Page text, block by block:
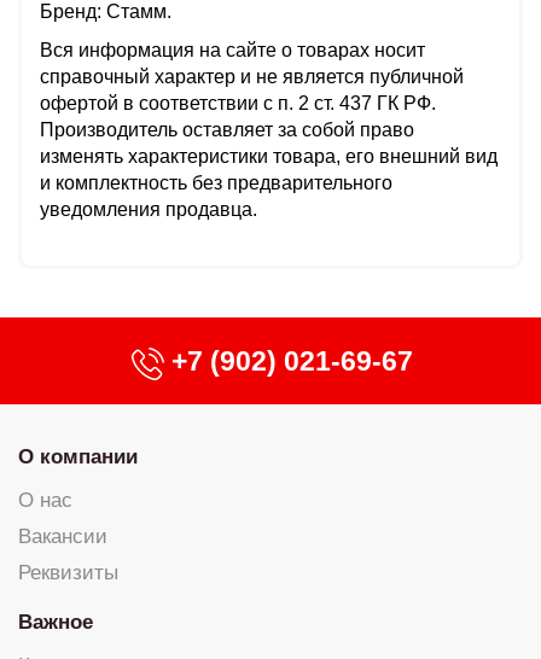
Бренд: Стамм.
Вся информация на сайте о товарах носит
справочный характер и не является публичной
офертой в соответствии с п. 2 ст. 437 ГК РФ.
Производитель оставляет за собой право
изменять характеристики товара, его внешний вид
и комплектность без предварительного
уведомления продавца.
+7 (902) 021-69-67
О компании
О нас
Вакансии
Реквизиты
Важное